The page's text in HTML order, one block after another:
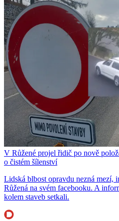
V Růžené projel řidič po nově
o čistém šílenství
Lidská blbost opravdu nezná mezí,
Růžená na svém facebooku. A
kolem staveb setkali.